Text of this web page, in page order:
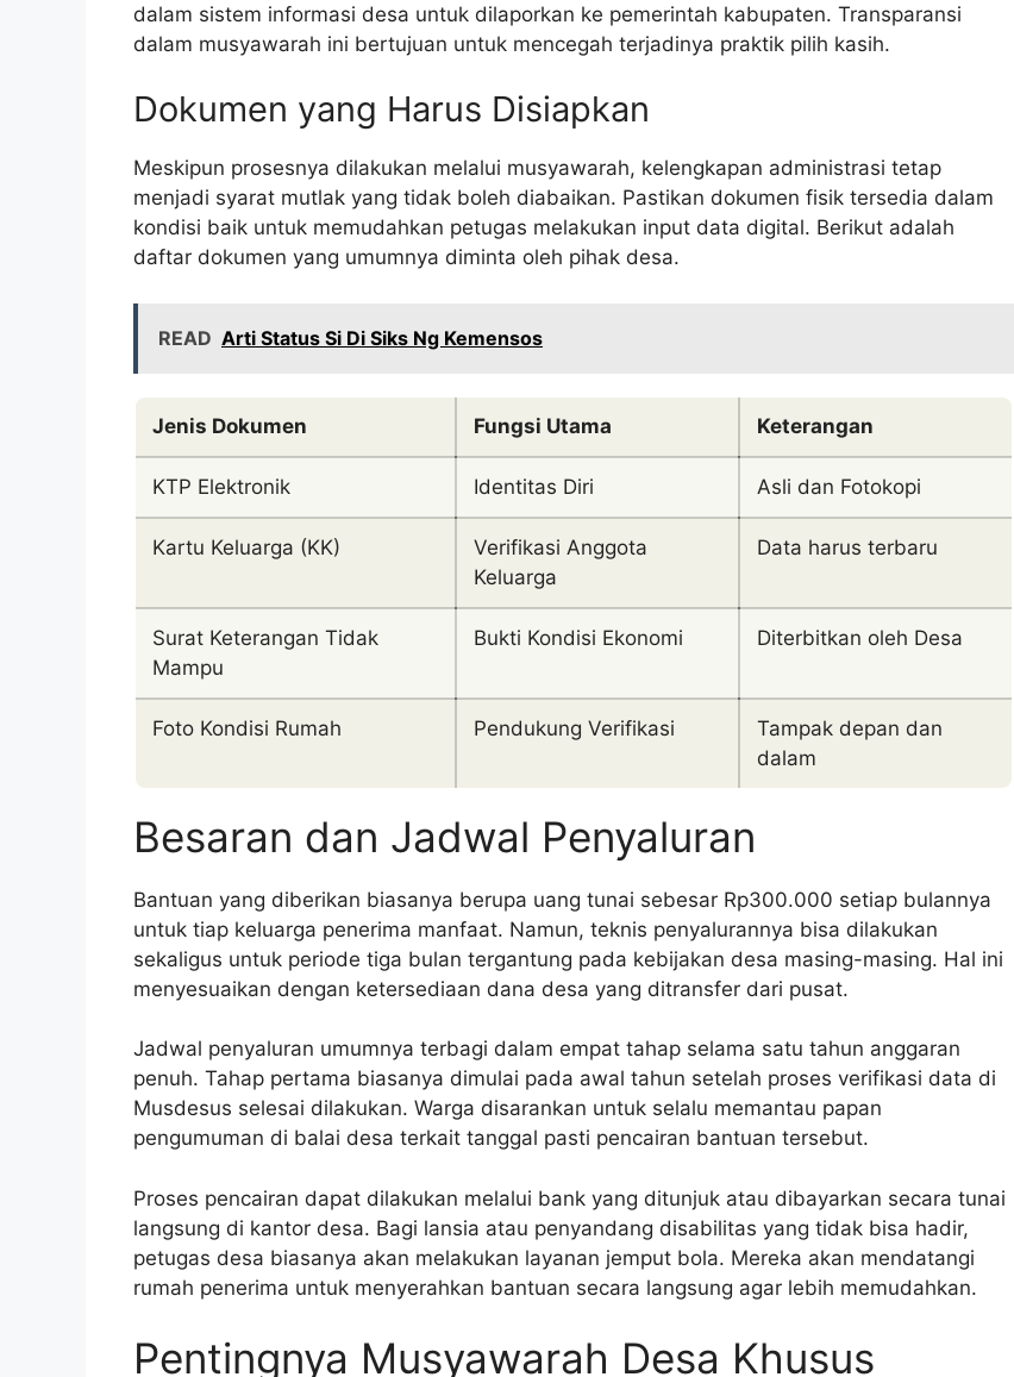
dalam sistem informasi desa untuk dilaporkan ke pemerintah kabupaten. Transparansi
dalam musyawarah ini bertujuan untuk mencegah terjadinya praktik pilih kasih.
Dokumen yang Harus Disiapkan
Meskipun prosesnya dilakukan melalui musyawarah, kelengkapan administrasi tetap
menjadi syarat mutlak yang tidak boleh diabaikan. Pastikan dokumen fisik tersedia dalam
kondisi baik untuk memudahkan petugas melakukan input data digital. Berikut adalah
daftar dokumen yang umumnya diminta oleh pihak desa.
READ Arti Status Si Di Siks Ng Kemensos
Jenis Dokumen Fungsi Utama Keterangan
KTP Elektronik Identitas Diri Asli dan Fotokopi
Kartu Keluarga (KK)
Verifikasi Anggota
Keluarga
Data harus terbaru
Surat Keterangan Tidak
Mampu
Bukti Kondisi Ekonomi Diterbitkan oleh Desa
Foto Kondisi Rumah Pendukung Verifikasi
Tampak depan dan
dalam
Besaran dan Jadwal Penyaluran
Bantuan yang diberikan biasanya berupa uang tunai sebesar Rp300.000 setiap bulannya
untuk tiap keluarga penerima manfaat. Namun, teknis penyalurannya bisa dilakukan
sekaligus untuk periode tiga bulan tergantung pada kebijakan desa masing-masing. Hal ini
menyesuaikan dengan ketersediaan dana desa yang ditransfer dari pusat.
Jadwal penyaluran umumnya terbagi dalam empat tahap selama satu tahun anggaran
penuh. Tahap pertama biasanya dimulai pada awal tahun setelah proses verifikasi data di
Musdesus selesai dilakukan. Warga disarankan untuk selalu memantau papan
pengumuman di balai desa terkait tanggal pasti pencairan bantuan tersebut.
Proses pencairan dapat dilakukan melalui bank yang ditunjuk atau dibayarkan secara tunai
langsung di kantor desa. Bagi lansia atau penyandang disabilitas yang tidak bisa hadir,
petugas desa biasanya akan melakukan layanan jemput bola. Mereka akan mendatangi
rumah penerima untuk menyerahkan bantuan secara langsung agar lebih memudahkan.
Pentingnya Musyawarah Desa Khusus